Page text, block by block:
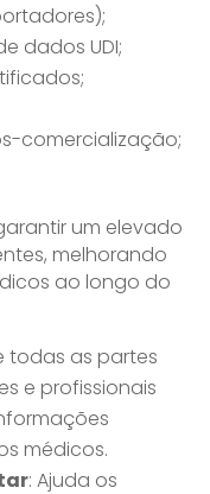
dados UDI;
comercialização;
um elevado
melhorando
ao longo do
todas as partes
e profissionais
médicos.
: Ajuda os